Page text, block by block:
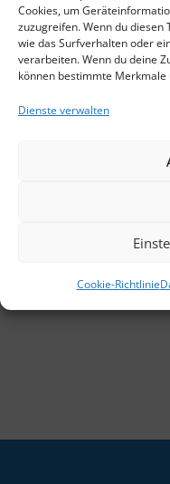
Cookies, um
zuzugreifen. Wenn du
wie das Surfverhalten oder
verarbeiten. Wenn du deine
können bestimmte
Dienste verwalten
Cookie-Richtlinie
Hüpfburg und das